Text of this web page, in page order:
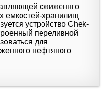
сжиженнго
емкостей-хранилищ
устройство Chek-
переливной
для
нефтяного